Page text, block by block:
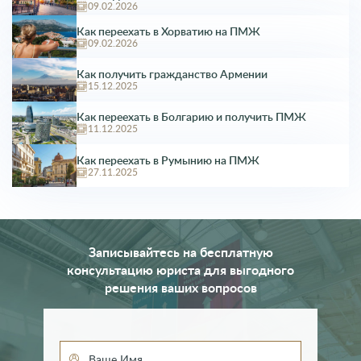
Мальта
Молдавия
Монако
Нидерланды
Норвегия
Польша
Португалия
Россия
Румыния
Сан-Марино
Сербия
Узбекистан
Финляндия
Франция
Хорватия
Черногория
Чехия
Швеция
Эстония
09.02.2026
Как переехать в Хорватию на ПМЖ
09.02.2026
Как получить гражданство Армении
15.12.2025
Как переехать в Болгарию и получить ПМЖ
11.12.2025
Как переехать в Румынию на ПМЖ
27.11.2025
Записывайтесь на бесплатную
консультацию юриста для выгодного
решения ваших вопросов